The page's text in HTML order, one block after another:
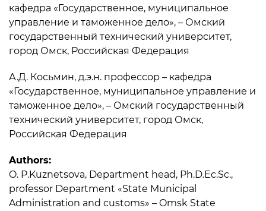
кафедра «Государственное, муниципальное
управление и таможенное дело», – Омский
государственный технический университет,
город Омск, Российская Федерация
А.Д. Косьмин, д.э.н. профессор – кафедра
«Государственное, муниципальное управление и
таможенное дело», – Омский государственный
технический университет, город Омск,
Российская Федерация
Authors:
O. P.Kuznetsova, Department head, Ph.D.Ec.Sc.,
professor Department «State Municipal
Administration and customs» – Omsk State